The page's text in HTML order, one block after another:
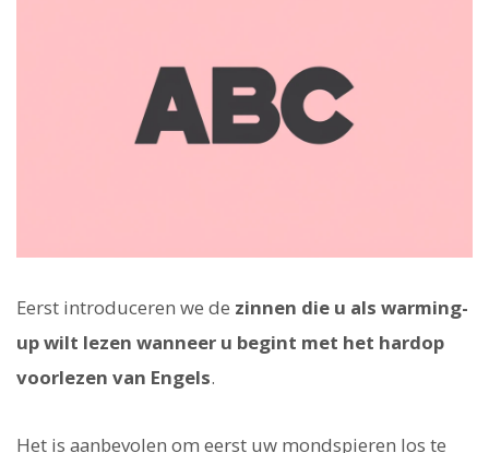
Eerst introduceren we de zinnen die u als warming-
up wilt lezen wanneer u begint met het hardop
voorlezen van Engels.
Het is aanbevolen om eerst uw mondspieren los te